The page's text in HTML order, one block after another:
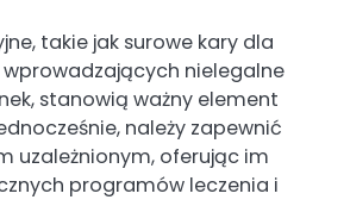
takie jak surowe kary dla
nielegalne
stanowią ważny element
należy zapewnić
uzależnionym, oferując im
programów leczenia i